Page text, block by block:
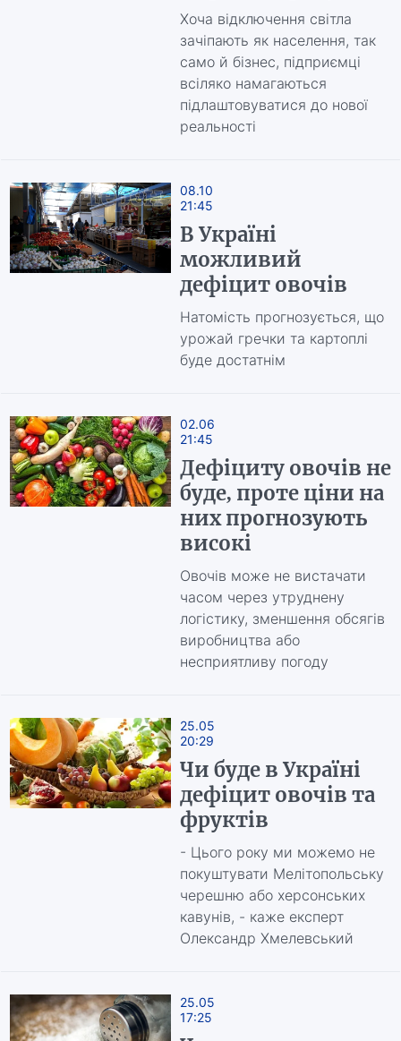
Хоча відключення світла
зачіпають як населення, так
само й бізнес, підприємці
всіляко намагаються
підлаштовуватися до нової
реальності
08.10
21:45
В Україні
можливий
дефіцит овочів
Натомість прогнозується, що
урожай гречки та картоплі
буде достатнім
02.06
21:45
Дефіциту овочів не
буде, проте ціни на
них прогнозують
високі
Овочів може не вистачати
часом через утруднену
логістику, зменшення обсягів
виробництва або
несприятливу погоду
25.05
20:29
Чи буде в Україні
дефіцит овочів та
фруктів
- Цього року ми можемо не
покуштувати Мелітопольську
черешню або херсонських
кавунів, - каже експерт
Олександр Хмелевський
25.05
17:25